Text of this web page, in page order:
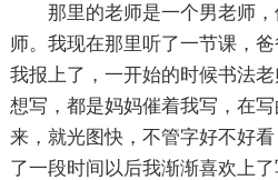
那里的老师是一个男老师
师。我现在那里听了一节课，
我报上了，一开始的时候书法
想写，都是妈妈催着我写，在
来，就光图快，不管字好不好
了一段时间以后我渐渐喜欢上